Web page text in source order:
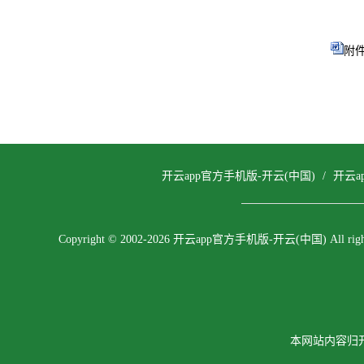
附
开云app官方手机版-开云(中国) / 开云
Copyright © 2002-2026 开云app官方手机版-开云(中国) All
本网站内容归